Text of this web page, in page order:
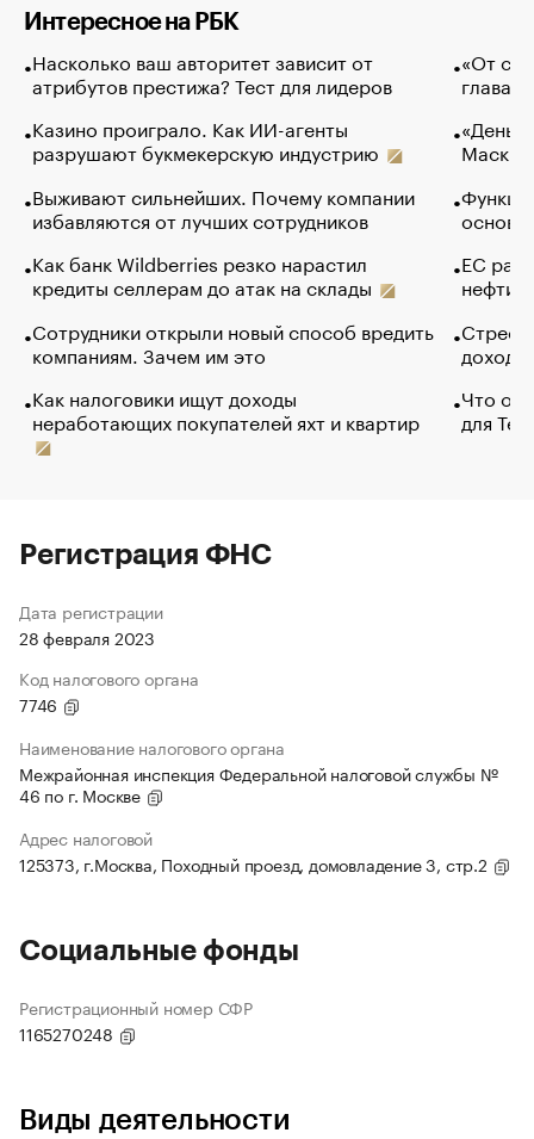
Интересное на РБК
Насколько ваш авторитет зависит от
атрибутов престижа? Тест для лидеров
Казино проиграло. Как ИИ-агенты
разрушают букмекерскую индустрию
Выживают сильнейших. Почему компании
избавляются от лучших сотрудников
Как банк Wildberries резко нарастил
кредиты селлерам до атак на склады
Сотрудники открыли новый способ вредить
компаниям. Зачем им это
Как налоговики ищут доходы
неработающих покупателей яхт и квартир
«От
глава
Маск в
основ
ЕС
нефти
Что
для
Регистрация ФНС
Дата регистрации
28 февраля 2023
Код налогового органа
7746
Наименование налогового органа
Межрайонная инспекция Федеральной налоговой службы №
46 по г. Москве
Адрес налоговой
125373, г.Москва, Походный проезд, домовладение 3, стр.2
Социальные фонды
Регистрационный номер СФР
1165270248
Виды деятельности